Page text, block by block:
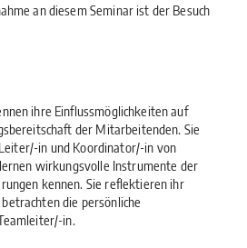
an diesem Seminar ist der Besuch
ihre Einflussmöglichkeiten auf
der Mitarbeitenden. Sie
in und Koordinator/-in von
wirkungsvolle Instrumente der
kennen. Sie reflektieren ihr
die persönliche
in.